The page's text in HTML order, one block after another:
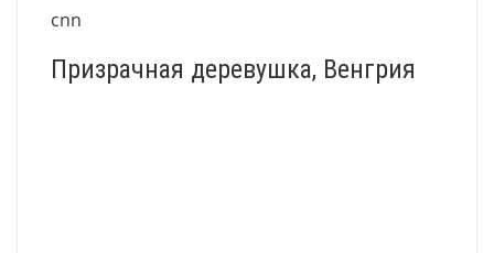
cnn
Призрачная деревушка, Венгрия